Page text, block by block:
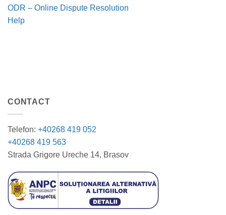
ODR – Online Dispute Resolution
Help
CONTACT
Telefon: +40268 419 052
+40268 419 563
Strada Grigore Ureche 14, Brasov